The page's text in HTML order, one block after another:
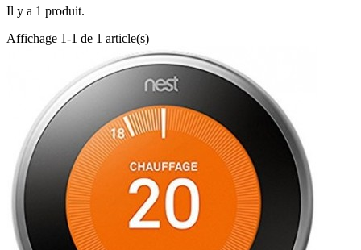
Il y a 1 produit.
Affichage 1-1 de 1 article(s)